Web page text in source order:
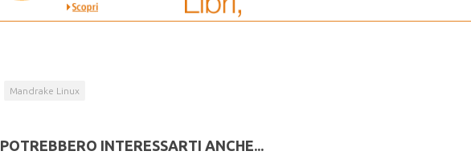
Mandrake Linux
POTREBBERO INTERESSARTI ANCHE...